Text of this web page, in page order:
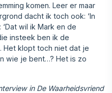
komen. Leer er maar
dacht ik toch ook: ‘In
‘Dat wil ik Mark en de
insteek ben ik de
Het klopt toch niet dat je
wie je bent…? Het is zo
in De Waarheidsvriend